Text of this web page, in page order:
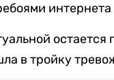
в тройку